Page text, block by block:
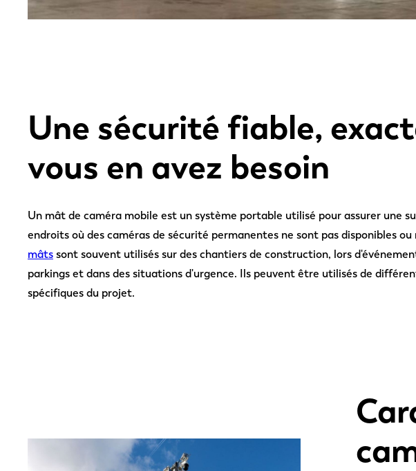
Une sécurité fiable,
vous en avez besoin
Un mât de caméra mobile est un système portable utilisé pour assurer une
endroits où des caméras de sécurité permanentes ne sont pas disponibles
mâts sont souvent utilisés sur des chantiers de construction, lors
parkings et dans des situations d'urgence. Ils peuvent être utilisés de
spécifiques du projet.